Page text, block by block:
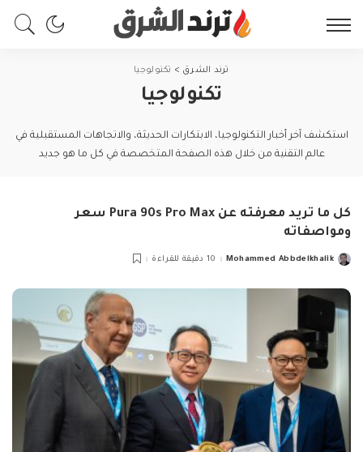
ترند الشرق > تكنولوجيا
تكنولوجيا
استكشف آخر أخبار التكنولوجيا، الابتكارات الحديثة، والاتجاهات المستقبلية في
عالم التقنية من خلال هذه الصفحة المتخصصة في كل ما هو جديد
كل ما تريد معرفته عن Pura 90s Pro Max سعر
ومواصفاته
Posted
Mohammed Abbdelkhalik 10 دقيقة للقراءة